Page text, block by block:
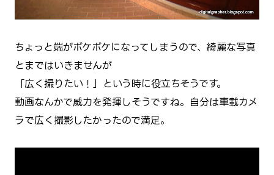
ちょっと端がボケボケになってしまうので、綺麗な写真
とまではいきませんが
「広く撮りたい！」という時に役立ちそうです。
動画なんかで威力を発揮しそうですね。自分は車載カメ
ラで広く撮影したかったので満足。